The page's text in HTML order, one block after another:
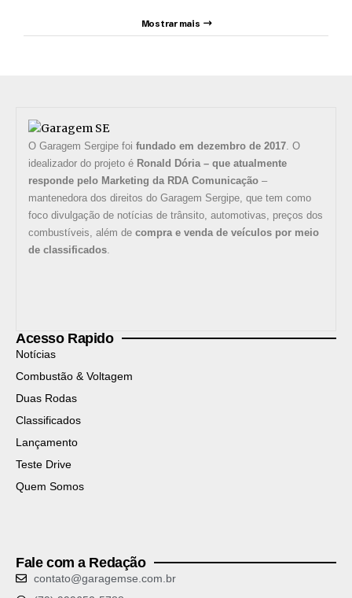
Mostrar mais
O Garagem Sergipe foi fundado em dezembro de 2017. O
idealizador do projeto é Ronald Dória – que atualmente
responde pelo Marketing da RDA Comunicação –
mantenedora dos direitos do Garagem Sergipe, que tem como
foco divulgação de notícias de trânsito, automotivas, preços dos
combustíveis, além de compra e venda de veículos por meio
de classificados.
Acesso Rapido
Notícias
Combustão & Voltagem
Duas Rodas
Classificados
Lançamento
Teste Drive
Quem Somos
Fale com a Redação
contato@garagemse.com.br